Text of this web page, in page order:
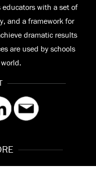
with a set of
and a framework for
dramatic results
are used by schools